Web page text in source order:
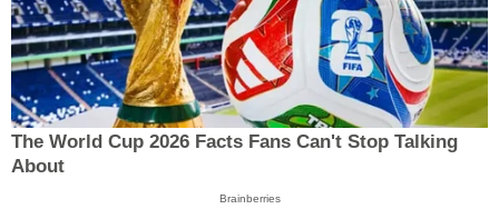
The World Cup 2026 Facts Fans Can't Stop Talking
About
Brainberries